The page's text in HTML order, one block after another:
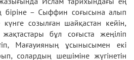
біріне – Сыффин соғысына алып
созылған шайқастан кейін,
бұл соғыста жеңіліп
Мағауияның ұсынысымен екі
солардың шешіміне жүгінетін